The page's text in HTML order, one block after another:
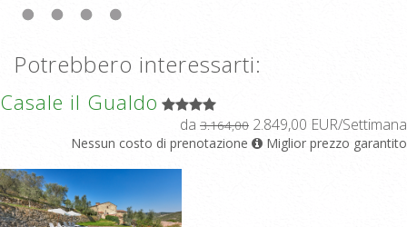
Potrebbero interessarti:
Casale il Gualdo
da 3.164,00 2.849,00 EUR/Settimana
Nessun costo di prenotazione Miglior prezzo garantito